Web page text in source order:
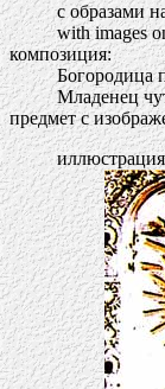
с образами
with images
композиция:
Богородица
Младенец
предмет с
иллюстрация